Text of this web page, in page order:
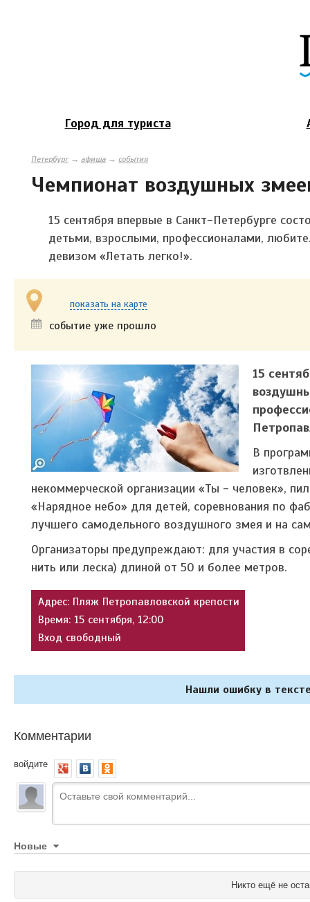
Город для туриста
Петербург→ афиша → события
Чемпионат воздушных
15 сентября впервые в Санкт-Петербурге
детьми, взрослыми, профессионалами,
девизом «Летать легко!».
показать на карте
событие уже прошло
15
В
некоммерческой организации «Ты - человек»,
«Нарядное небо» для детей, соревнования по
лучшего самодельного воздушного змея и на
Организаторы предупреждают: для участия в
нить или леска) длиной от 50 и более метров.
Адрес: Пляж Петропавловской крепости
Время: 15 сентября, 12:00
Вход свободный
Нашли ошибку в
Комментарии
войдите
Новые
Никто ещё не